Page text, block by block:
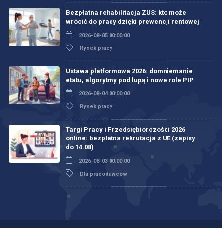
Bezpłatna rehabilitacja ZUS: kto może
wrócić do pracy dzięki prewencji rentowej
2026-08-05 00:00:00
Rynek pracy
Ustawa platformowa 2026: domniemanie
etatu, algorytmy pod lupą i nowe role PIP
2026-08-04 00:00:00
Rynek pracy
Targi Pracy i Przedsiębiorczości 2026
online: bezpłatna rekrutacja z UE (zapisy
do 14.08)
2026-08-03 00:00:00
Dla pracodawców